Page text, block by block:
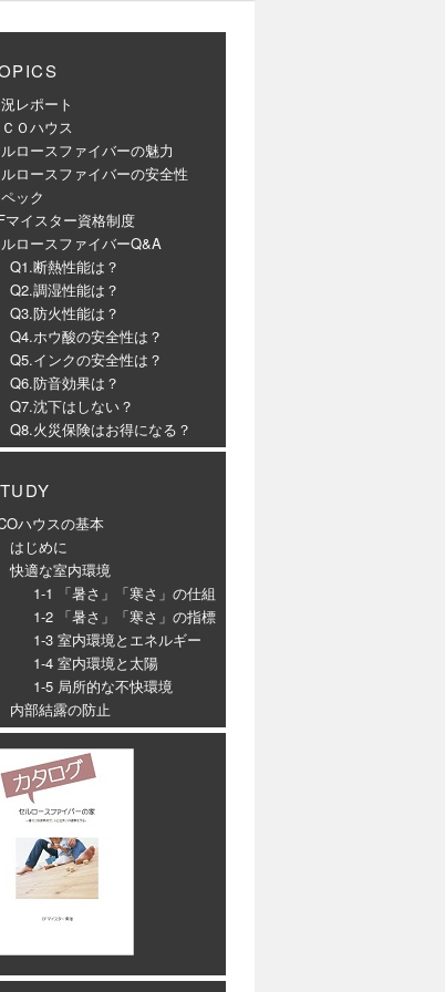
レポート
ＣＯハウス
ロースファイバーの魅力
ロースファイバーの安全性
ック
マイスター資格制度
ロースファイバーQ&A
Q1.断熱性能は？
Q2.調湿性能は？
Q3.防火性能は？
Q4.ホウ酸の安全性は？
Q5.インクの安全性は？
Q6.防音効果は？
Q7.沈下はしない？
Q8.火災保険はお得になる？
ハウスの基本
はじめに
快適な室内環境
1-1 「暑さ」「寒さ」の仕組
1-2 「暑さ」「寒さ」の指標
1-3 室内環境とエネルギー
1-4 室内環境と太陽
1-5 局所的な不快環境
内部結露の防止